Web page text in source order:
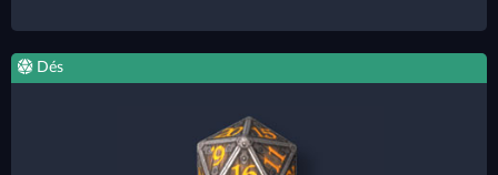
Dés